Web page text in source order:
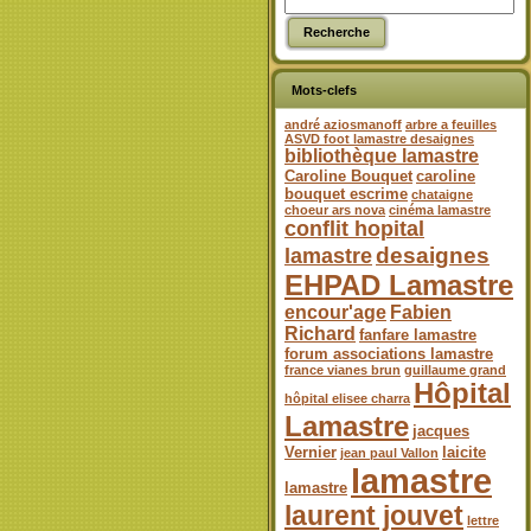
Mots-clefs
andré aziosmanoff arbre a feuilles
ASVD foot lamastre desaignes
bibliothèque lamastre
Caroline Bouquet caroline
bouquet escrime chataigne
choeur ars nova cinéma lamastre
conflit hopital
lamastredesaignes
EHPAD Lamastre
encour'age Fabien
Richard fanfare lamastre
forum associations lamastre
france vianes brun guillaume grand
hôpital elisee charra Hôpital
Lamastre jacques
Vernier jean paul Vallon
laicite
lamastre lamastre
laurent jouvet lettre